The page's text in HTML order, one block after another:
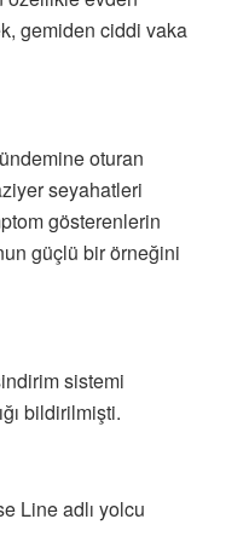
gemiden ciddi vaka
oturan
seyahatleri
gösterenlerin
güçlü bir örneğini
sistemi
bildirilmişti.
Line adlı yolcu